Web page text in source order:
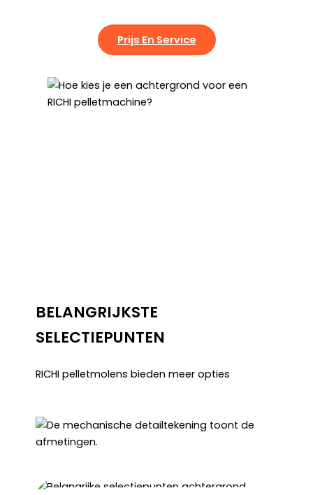
Prijs En Service
BELANGRIJKSTE
SELECTIEPUNTEN
RICHI pelletmolens bieden meer opties